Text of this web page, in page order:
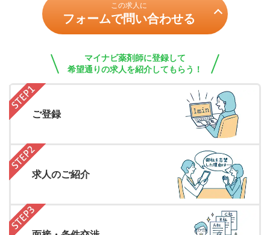
この求人に
フォームで問い合わせる
マイナビ薬剤師に登録して
希望通りの求人を紹介してもらう！
ご登録
求人のご紹介